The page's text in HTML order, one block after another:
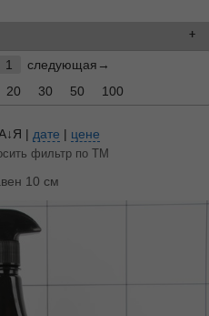
1
следующая→
20 30 50 100
| дате | цене
фильтр по ТМ
10 см